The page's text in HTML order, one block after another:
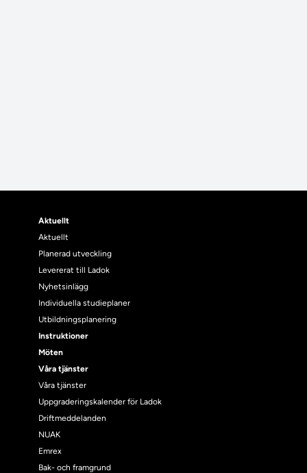
Aktuellt
Aktuellt
Planerad utveckling
Levererat till Ladok
Nyhetsinlägg
Individuella studieplaner
Utbildningsplanering
Instruktioner
Möten
Våra tjänster
Våra tjänster
Uppgraderingskalender för Ladok
Driftmeddelanden
NUAK
Emrex
Bak- och framgrund